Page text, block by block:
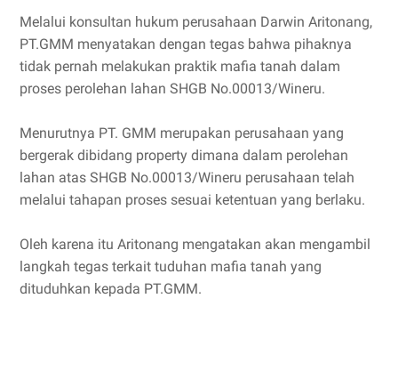
Melalui konsultan hukum perusahaan Darwin Aritonang,
PT.GMM menyatakan dengan tegas bahwa pihaknya
tidak pernah melakukan praktik mafia tanah dalam
proses perolehan lahan SHGB No.00013/Wineru.
Menurutnya PT. GMM merupakan perusahaan yang
bergerak dibidang property dimana dalam perolehan
lahan atas SHGB No.00013/Wineru perusahaan telah
melalui tahapan proses sesuai ketentuan yang berlaku.
Oleh karena itu Aritonang mengatakan akan mengambil
langkah tegas terkait tuduhan mafia tanah yang
dituduhkan kepada PT.GMM.